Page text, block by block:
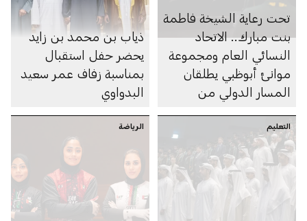
تحت رعاية الشيخة فاطمة
بنت مبارك.. الاتحاد
النسائي العام ومجموعة
موانئ أبوظبي يطلقان
المسار الدولي من
لتمكين المرأة في
التجارة الرقمية
والخدمات اللوجستية
ذياب بن محمد بن زايد
يحضر حفل استقبال
بمناسبة زفاف عمر سعيد
البدواوي
التعليم الرياضة